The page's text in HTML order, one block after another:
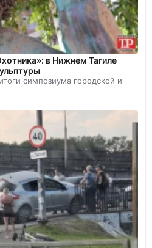
в Нижнем Тагиле
симпозиума городской и